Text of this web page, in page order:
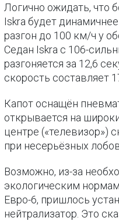
Логично ожидать, что
Iskra будет
разгон до 100 км/ч у
Седан Iskra с 106-
разгоняется за 12,6
скорость составляет
Капот оснащён
открывается на
центре («телевизор»)
при несерьёзных
Возможно, из-за
экологическим
Евро-6, пришлось
нейтрализатор. Это